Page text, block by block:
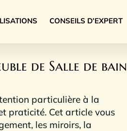
CONSEILS D’EXPERT
de Salle de bain
particulière à la
praticité. Cet article vous
les miroirs, la